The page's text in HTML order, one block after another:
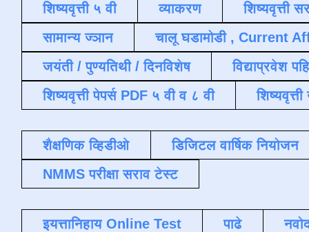
शिष्यवृत्ती ५ वी व्याकरण
शिष्यवृत्ती
सामान्य ज्ञान
चालू घडामोडी , Current
जयंती / पुण्यतिथी / दिनविशेष
विद्याप्रवेश
शिष्यवृत्ती पेपर्स PDF ५ वी व ८ वी
शैक्षणिक व्हिडीओ
डिजिटल वार्षिक नियोजन
NMMS परीक्षा सराव टेस्ट
इयत्तानिहाय Online Test पाढे